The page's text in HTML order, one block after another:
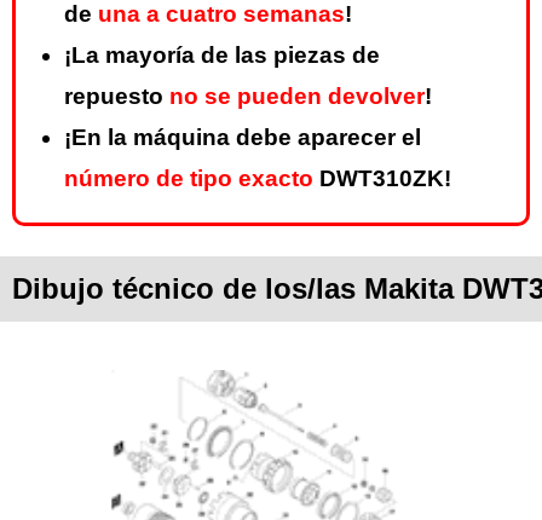
de una a cuatro semanas!
¡La mayoría de las piezas de
repuesto no se pueden devolver!
¡En la máquina debe aparecer el
número de tipo exacto DWT310ZK!
Dibujo técnico de los/las Makita